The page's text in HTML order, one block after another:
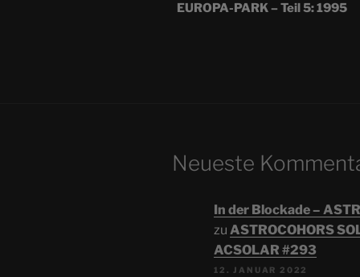
EUROPA-PARK – Teil 5: 1995
Neueste
In der Blockade –
zu ASTROCOHORS
ACSOLAR #293
12. JANUAR 2022